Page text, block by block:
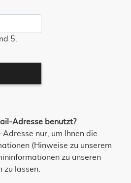
5.
Adresse benutzt?
nur, um Ihnen die
(Hinweise zu unserem
zu unseren
zu lassen.